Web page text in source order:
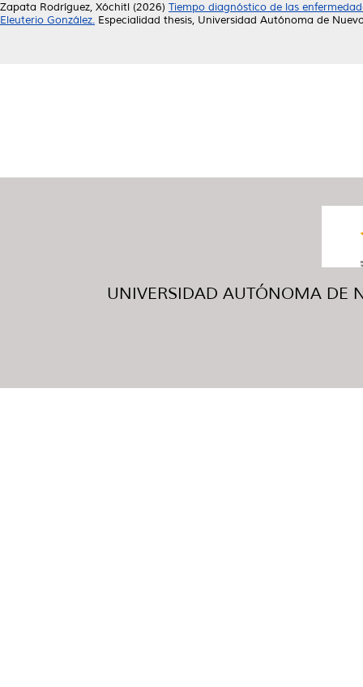
Zapata Rodríguez, Xóchitl (2026) Tiempo diagnóstico de las
Eleuterio González. Especialidad thesis, Universidad Autónoma de
UNIVERSIDAD AUTÓNOMA DE